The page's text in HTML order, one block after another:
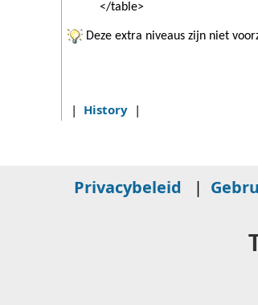
</table>
Deze extra niveaus zijn niet
| History |
Privacybeleid |